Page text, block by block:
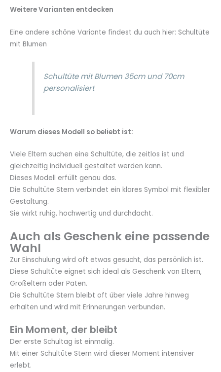
Weitere Varianten entdecken
Eine andere schöne Variante findest du auch hier: Schultüte
mit Blumen
Schultüte mit Blumen 35cm und 70cm
personalisiert
Warum dieses Modell so beliebt ist:
Viele Eltern suchen eine Schultüte, die zeitlos ist und
gleichzeitig individuell gestaltet werden kann.
Dieses Modell erfüllt genau das.
Die Schultüte Stern verbindet ein klares Symbol mit flexibler
Gestaltung.
Sie wirkt ruhig, hochwertig und durchdacht.
Auch als Geschenk eine passende
Wahl
Zur Einschulung wird oft etwas gesucht, das persönlich ist.
Diese Schultüte eignet sich ideal als Geschenk von Eltern,
Großeltern oder Paten.
Die Schultüte Stern bleibt oft über viele Jahre hinweg
erhalten und wird mit Erinnerungen verbunden.
Ein Moment, der bleibt
Der erste Schultag ist einmalig.
Mit einer Schultüte Stern wird dieser Moment intensiver
erlebt.